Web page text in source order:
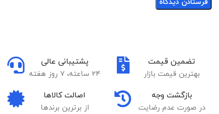
تضمین قیمت
بهترین قیمت بازار
پشتیبانی عالی
24 ساعته، 7 روز هفته
بازگشت وجه
در صورت عدم رضایت
اصالت کالاها
از برترین برندها